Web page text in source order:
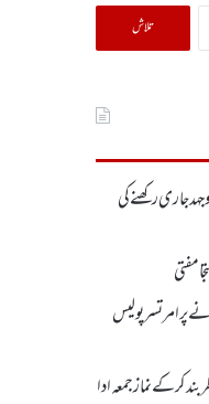
تلاش
کریں
جاری رکھنے کی
پر امرتسر پولیس
کے نماز جمعہ ادا